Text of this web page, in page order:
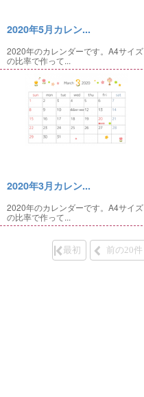
2020年5月カレン...
2020年のカレンダーです。A4サイズ
の比率で作って...
2020年3月カレン...
2020年のカレンダーです。A4サイズ
の比率で作って...
最初 前の20件